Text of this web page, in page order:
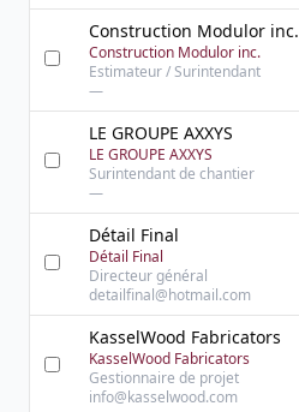
Construction Modulor inc.
Construction Modulor inc.
Estimateur / Surintendant
—
LE GROUPE AXXYS
LE GROUPE AXXYS
Surintendant de chantier
—
Détail Final
Détail Final
Directeur général
detailfinal@hotmail.com
KasselWood Fabricators
KasselWood Fabricators
Gestionnaire de projet
info@kasselwood.com